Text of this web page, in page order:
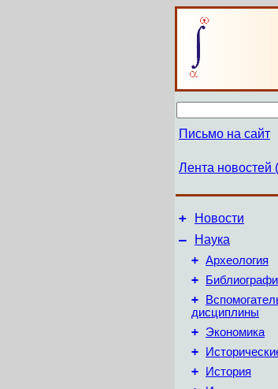
Письмо на сайт
Лента новостей
+ Новости
–
Наука
+ Археология
+
+
дисциплины
+ Экономика
+
+ История